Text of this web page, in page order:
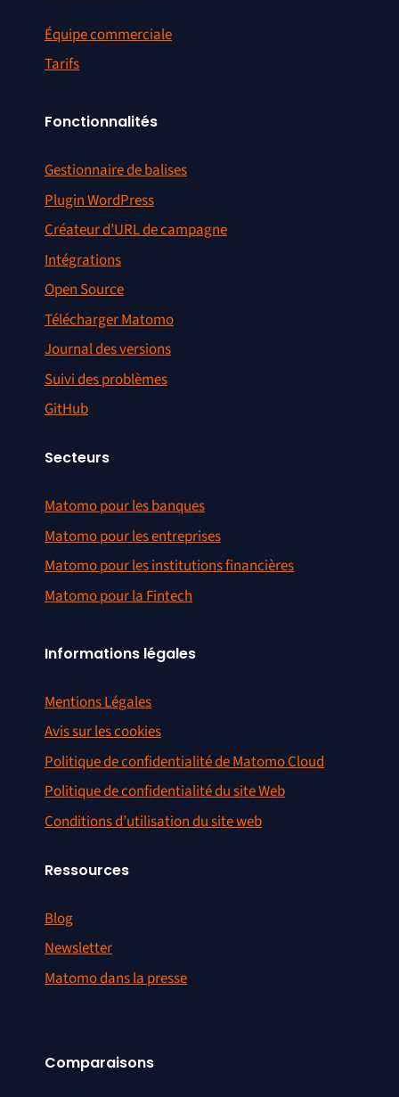
Équipe commerciale
Tarifs
Fonctionnalités
Gestionnaire de balises
Plugin WordPress
Créateur d’URL de campagne
Intégrations
Open Source
Télécharger Matomo
Journal des versions
Suivi des problèmes
GitHub
Secteurs
Matomo pour les banques
Matomo pour les entreprises
Matomo pour les institutions financières
Matomo pour la Fintech
Informations légales
Mentions Légales
Avis sur les cookies
Politique de confidentialité de Matomo Cloud
Politique de confidentialité du site Web
Conditions d’utilisation du site web
Ressources
Blog
Newsletter
Matomo dans la presse
Comparaisons